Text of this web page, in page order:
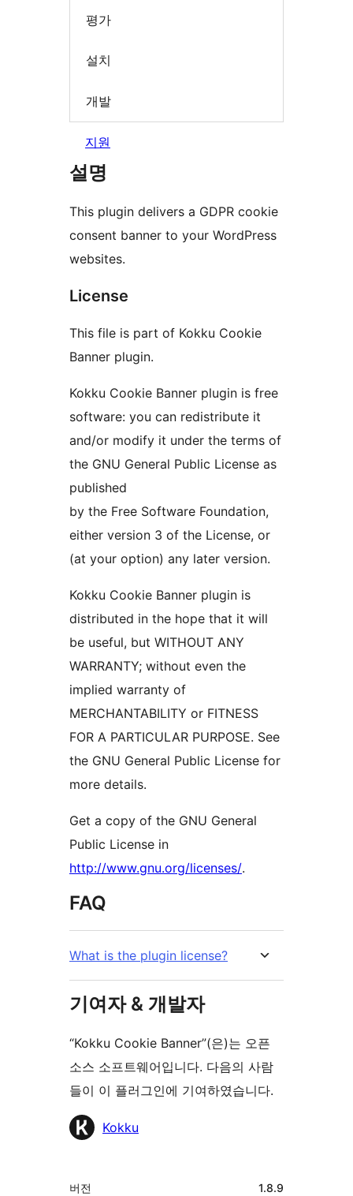
평가
설치
개발
지원
설명
This plugin delivers a GDPR cookie
consent banner to your WordPress
websites.
License
This file is part of Kokku Cookie
Banner plugin.
Kokku Cookie Banner plugin is free
software: you can redistribute it
and/or modify it under the terms of
the GNU General Public License as
published
by the Free Software Foundation,
either version 3 of the License, or
(at your option) any later version.
Kokku Cookie Banner plugin is
distributed in the hope that it will
be useful, but WITHOUT ANY
WARRANTY; without even the
implied warranty of
MERCHANTABILITY or FITNESS
FOR A PARTICULAR PURPOSE. See
the GNU General Public License for
more details.
Get a copy of the GNU General
Public License in
http://www.gnu.org/licenses/.
FAQ
What is the plugin license?
기여자 & 개발자
“Kokku Cookie Banner”(은)는 오픈
소스 소프트웨어입니다. 다음의 사람
들이 이 플러그인에 기여하였습니다.
기
Kokku
기
버전 1.8.9